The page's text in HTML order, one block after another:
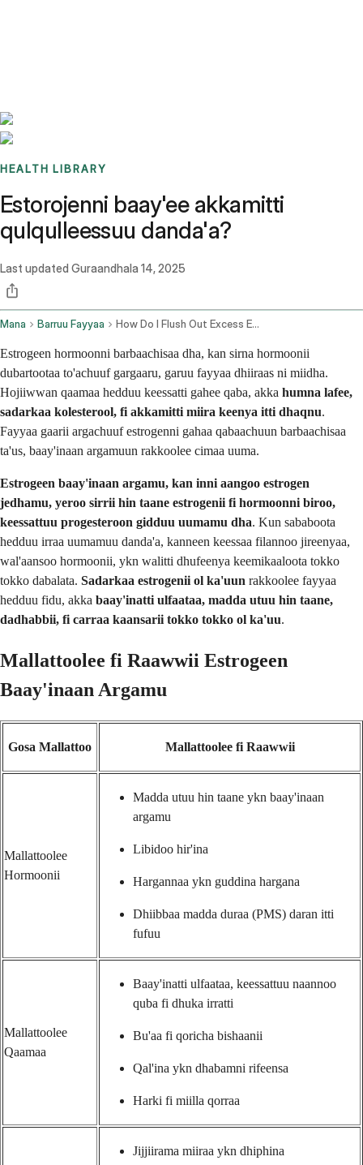
HEALTH LIBRARY
Estorojenni baay'ee akkamitti
qulqulleessuu danda'a?
Last updated Guraandhala 14, 2025
Mana Barruu Fayyaa How Do I Flush Out Excess Estrogen
Estrogeen hormoonni barbaachisaa dha, kan sirna hormoonii
dubartootaa to'achuuf gargaaru, garuu fayyaa dhiiraas ni miidha.
Hojiiwwan qaamaa hedduu keessatti gahee qaba, akka humna lafee,
sadarkaa kolesterool, fi akkamitti miira keenya itti dhaqnu.
Fayyaa gaarii argachuuf estrogenni gahaa qabaachuun barbaachisaa
ta'us, baay'inaan argamuun rakkoolee cimaa uuma.
Estrogeen baay'inaan argamu, kan inni aangoo estrogen
jedhamu, yeroo sirrii hin taane estrogenii fi hormoonni biroo,
keessattuu progesteroon gidduu uumamu dha. Kun sababoota
hedduu irraa uumamuu danda'a, kanneen keessaa filannoo jireenyaa,
wal'aansoo hormoonii, ykn walitti dhufeenya keemikaaloota tokko
tokko dabalata. Sadarkaa estrogenii ol ka'uun rakkoolee fayyaa
hedduu fidu, akka baay'inatti ulfaataa, madda utuu hin taane,
dadhabbii, fi carraa kaansarii tokko tokko ol ka'uu.
Mallattoolee fi Raawwii Estrogeen
Baay'inaan Argamu
Gosa Mallattoo Mallattoolee fi Raawwii
Mallattoolee
Hormoonii
Madda utuu hin taane ykn baay'inaan
argamu
Libidoo hir'ina
Hargannaa ykn guddina hargana
Dhiibbaa madda duraa (PMS) daran itti
fufuu
Mallattoolee
Qaamaa
Baay'inatti ulfaataa, keessattuu naannoo
quba fi dhuka irratti
Bu'aa fi qoricha bishaanii
Qal'ina ykn dhabamni rifeensa
Harki fi miilla qorraa
Jijjiirama miiraa ykn dhiphina